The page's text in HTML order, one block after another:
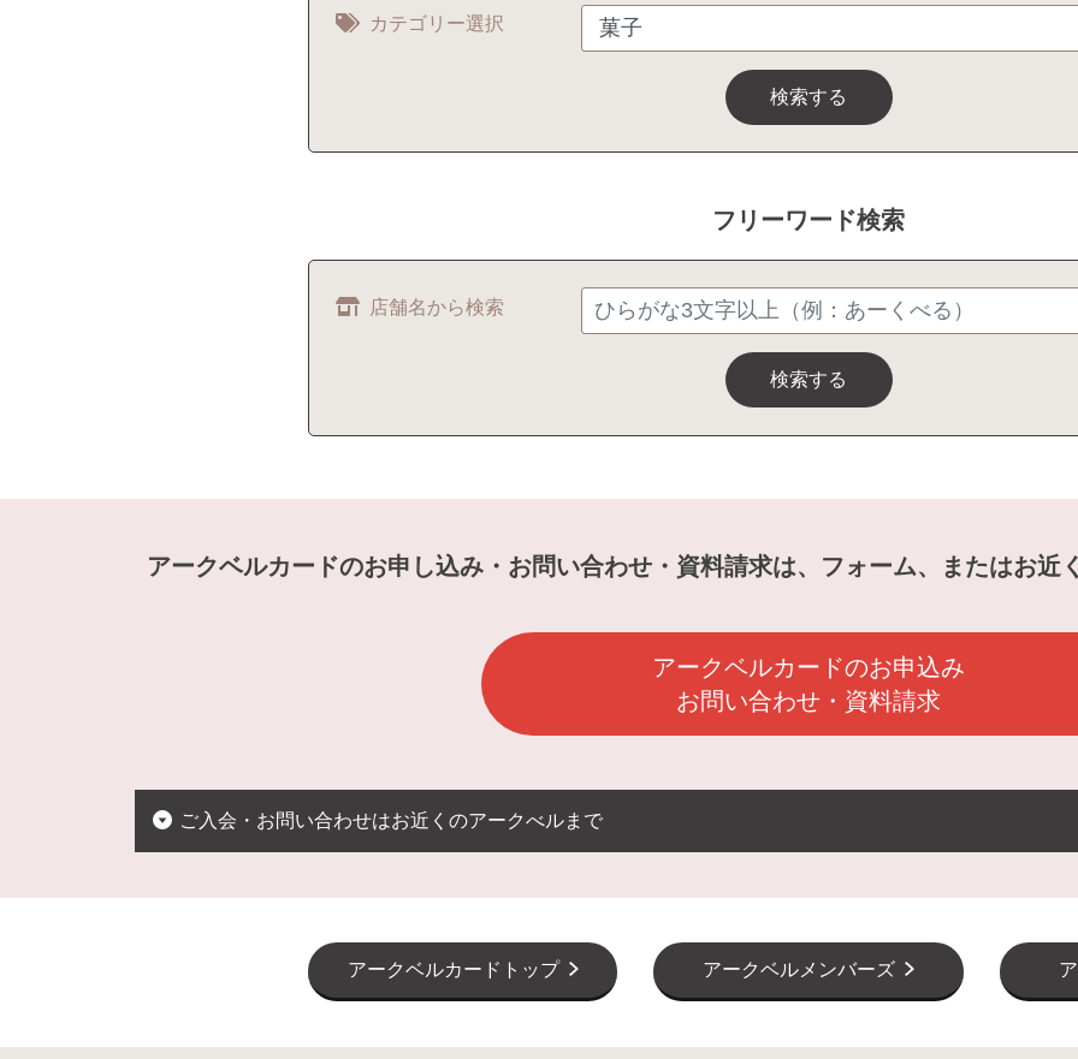
カテゴリー選択
検索する
フリーワード検索
店舗名から検索
検索する
アークベルカードのお申し込み・お問い合わせ・資料請求は、フォーム、またはお近
アークベルカードのお申込み
お問い合わせ・資料請求
ご入会・お問い合わせはお近くのアークべルまで
アークベルカードトップ アークベルメンバーズ